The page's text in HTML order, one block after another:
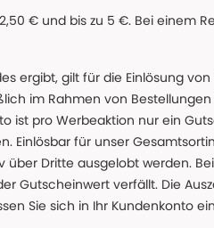
€ und bis zu 5 €. Bei einem
ergibt, gilt für die Einlösung
im Rahmen von
ist pro Werbeaktion nur ein
Einlösbar für unser
über Dritte ausgelobt werden.
Gutscheinwert verfällt. Die
Sie sich in Ihr Kundenkonto